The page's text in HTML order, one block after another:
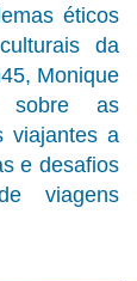
éticos
da
Monique
sobre as
viajantes a
e desafios
viagens